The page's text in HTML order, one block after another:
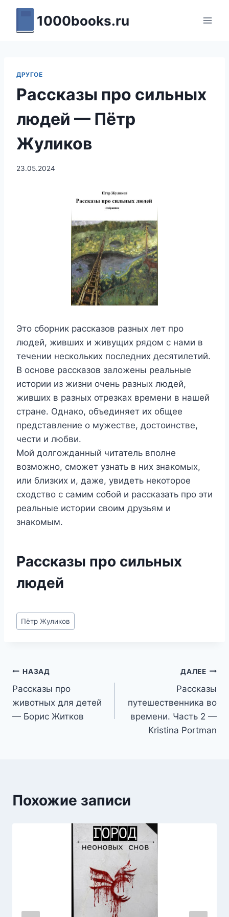
Перейти
содержимому
1000books.ru
ДРУГОЕ
Рассказы про сильных
людей — Пётр
Жуликов
23.05.2024
Это сборник рассказов разных лет про
людей, живших и живущих рядом с нами в
течении нескольких последних десятилетий.
В основе рассказов заложены реальные
истории из жизни очень разных людей,
живших в разных отрезках времени в нашей
стране. Однако, объединяет их общее
представление о мужестве, достоинстве,
чести и любви.
Мой долгожданный читатель вполне
возможно, сможет узнать в них знакомых,
или близких и, даже, увидеть некоторое
сходство с самим собой и рассказать про эти
реальные истории своим друзьям и
знакомым.
Рассказы про сильных
людей
Метки
записи:
Пётр Жуликов
Навигация
по
записям
НАЗАД
Рассказы про
животных для детей
— Борис Житков
ДАЛЕЕ
Рассказы
путешественника во
времени. Часть 2 —
Kristina Portman
Похожие записи